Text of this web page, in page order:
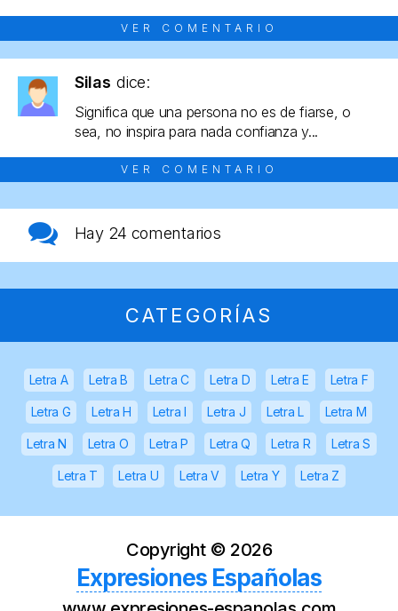
VER COMENTARIO
Silas dice:
Significa que una persona no es de fiarse, o
sea, no inspira para nada confianza y...
VER COMENTARIO
Hay 24 comentarios
CATEGORÍAS
Letra A Letra B Letra C Letra D Letra E Letra F
Letra G Letra H Letra I Letra J Letra L Letra M
Letra N Letra O Letra P Letra Q Letra R Letra S
Letra T Letra U Letra V Letra Y Letra Z
Copyright © 2026
Expresiones Españolas